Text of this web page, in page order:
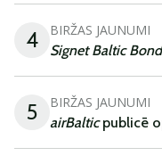
4 BIRŽAS JAUNUMI
Signet Baltic
5 BIRŽAS JAUNUMI
airBalticpublicē